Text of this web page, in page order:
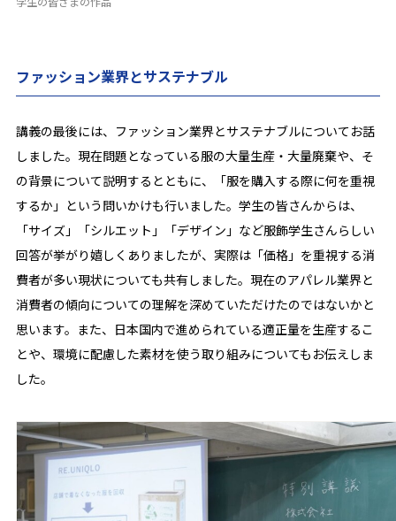
ファッション業界とサステナブル
講義の最後には、ファッション業界とサステナブルについてお話
しました。現在問題となっている服の大量生産・大量廃棄や、そ
の背景について説明するとともに、「服を購入する際に何を重視
するか」という問いかけも行いました。学生の皆さんからは、
「サイズ」「シルエット」「デザイン」など服飾学生さんらしい
回答が挙がり嬉しくありましたが、実際は「価格」を重視する消
費者が多い現状についても共有しました。現在のアパレル業界と
消費者の傾向についての理解を深めていただけたのではないかと
思います。また、日本国内で進められている適正量を生産するこ
とや、環境に配慮した素材を使う取り組みについてもお伝えしま
した。